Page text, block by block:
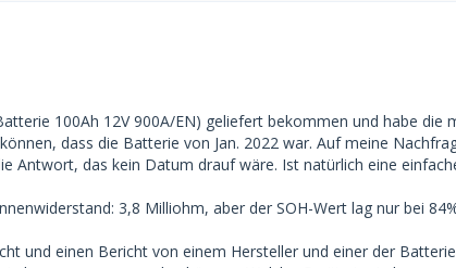
100Ah 12V 900A/EN) geliefert bekommen und habe die
dass die Batterie von Jan. 2022 war. Auf meine
Antwort, das kein Datum drauf wäre. Ist natürlich eine
3,8 Milliohm, aber der SOH-Wert lag nur bei
und einen Bericht von einem Hersteller und einer der